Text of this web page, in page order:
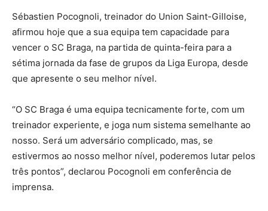
Sébastien Pocognoli, treinador do Union Saint-Gilloise,
afirmou hoje que a sua equipa tem capacidade para
vencer o SC Braga, na partida de quinta-feira para a
sétima jornada da fase de grupos da Liga Europa, desde
que apresente o seu melhor nível.
“O SC Braga é uma equipa tecnicamente forte, com um
treinador experiente, e joga num sistema semelhante ao
nosso. Será um adversário complicado, mas, se
estivermos ao nosso melhor nível, poderemos lutar pelos
três pontos”, declarou Pocognoli em conferência de
imprensa.